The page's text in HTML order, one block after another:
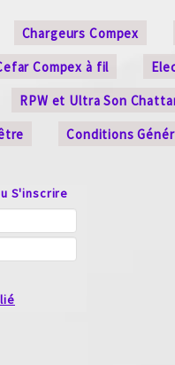
Chargeurs Compex
Compex à fil
RPW et Ultra Son
Conditions
S'inscrire